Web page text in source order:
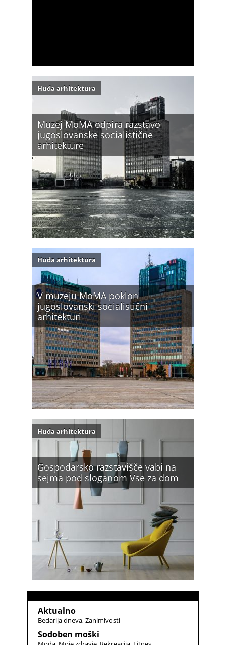
Muzej MoMA odpira razstavo
jugoslovanske socialistične
arhitekture
Huda arhitektura
V muzeju MoMA poklon
jugoslovanski socialistični
arhitekturi
Huda arhitektura
Gospodarsko razstavišče vabi na
sejma pod sloganom Vse za dom
Huda arhitektura
Aktualno
Bedarija dneva Zanimivosti
Sodoben moški